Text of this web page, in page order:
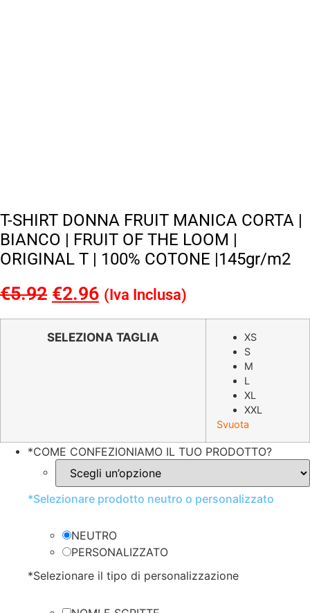
T-SHIRT DONNA FRUIT MANICA CORTA |
BIANCO | FRUIT OF THE LOOM |
ORIGINAL T | 100% COTONE |145gr/m2
€5.92 Il
prezzo
originale
€2.96 Il
prezzo
attuale
(Iva Inclusa)
SELEZIONA TAGLIA
XS
S
M
L
XL
XXL
Svuota
*COME CONFEZIONIAMO IL TUO PRODOTTO?
*Selezionare prodotto neutro o personalizzato
NEUTRO
PERSONALIZZATO
*Selezionare il tipo di personalizzazione